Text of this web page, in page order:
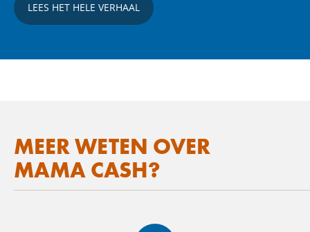
LEES HET HELE VERHAAL
MEER WETEN OVER
MAMA CASH?